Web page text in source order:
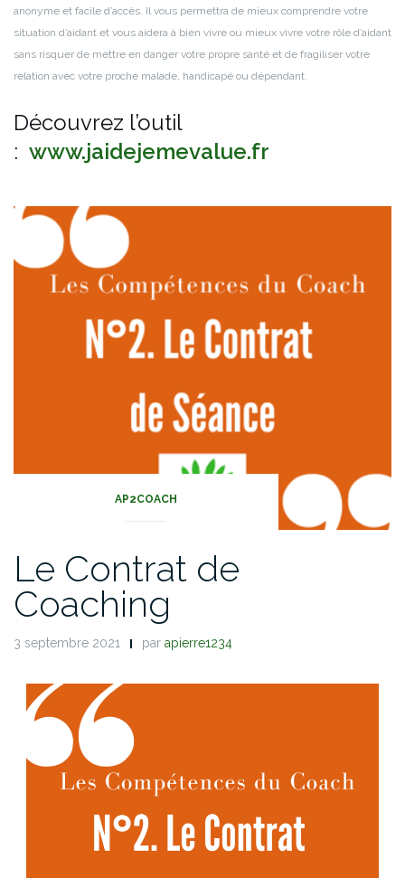
anonyme et facile d’accès. Il vous permettra de mieux comprendre votre
situation d’aidant et vous aidera à bien vivre ou mieux vivre votre rôle d’aidant
sans risquer de mettre en danger votre propre santé et de fragiliser votre
relation avec votre proche malade, handicapé ou dépendant.
Découvrez l’outil
: www.jaidejemevalue.fr
AP2COACH
Le Contrat de
Coaching
3 septembre 2021 par apierre1234